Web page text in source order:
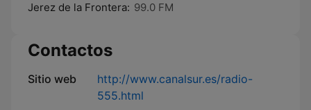
Jerez de la Frontera: 99.0 FM
Contactos
Sitio web
http://www.canalsur.es/radio-
555.html